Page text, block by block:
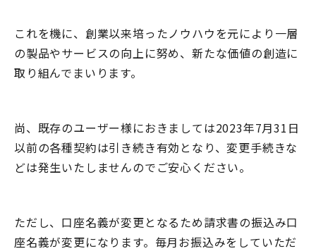
これを機に、創業以来培ったノウハウを元により一層
の製品やサービスの向上に努め、新たな価値の創造に
取り組んでまいります。
尚、既存のユーザー様におきましては2023年7月31日
以前の各種契約は引き続き有効となり、変更手続きな
どは発生いたしませんのでご安心ください。
ただし、口座名義が変更となるため請求書の振込み口
座名義が変更になります。毎月お振込みをしていただ